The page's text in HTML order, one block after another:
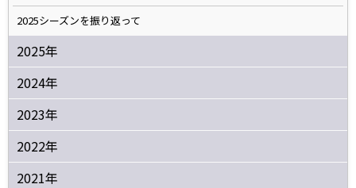
2025シーズンを振り返って
2025年
2024年
2023年
2022年
2021年